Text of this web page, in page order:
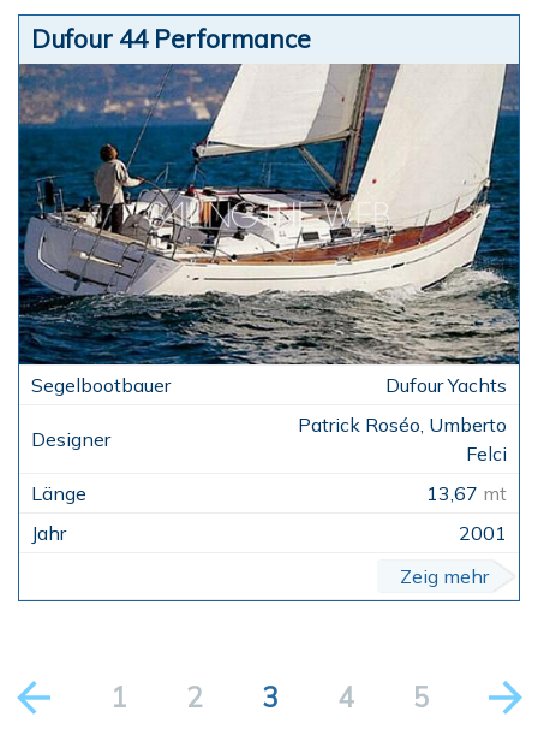
Dufour 44 Performance
Dufour Yachts
Patrick Roséo, Umberto
Felci
13,67 mt
2001
Zeig mehr
1 2 3 4 5